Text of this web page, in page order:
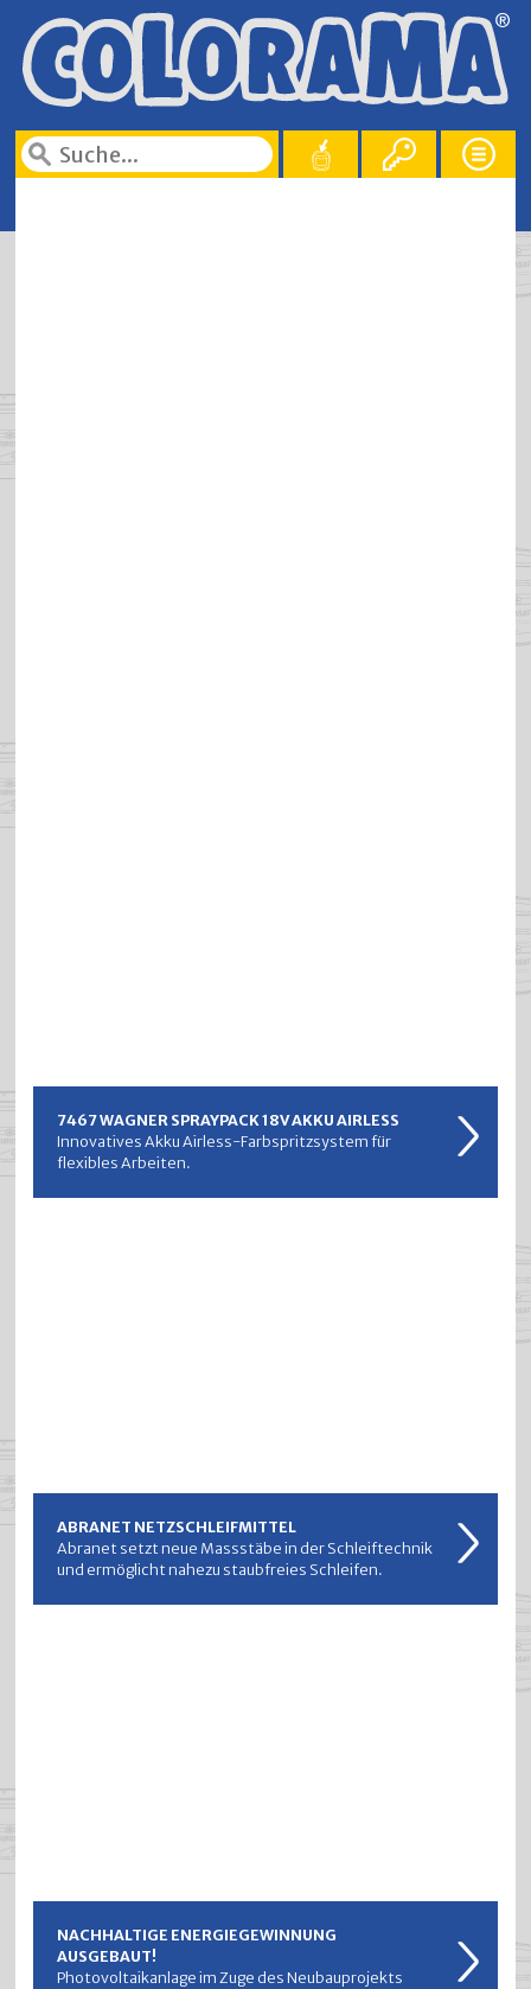
7467 WAGNER SPRAYPACK 18V AKKU AIRLESS
Innovatives Akku Airless-Farbspritzsystem für
flexibles Arbeiten.
ABRANET NETZSCHLEIFMITTEL
Abranet setzt neue Massstäbe in der Schleiftechnik
und ermöglicht nahezu staubfreies Schleifen.
NACHHALTIGE ENERGIEGEWINNUNG
AUSGEBAUT!
Photovoltaikanlage im Zuge des Neubauprojekts